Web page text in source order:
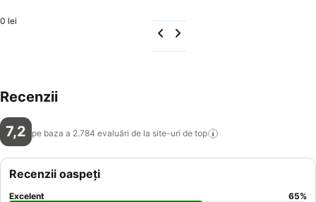
0 lei
Recenzii
7,2 pe baza a 2.784 evaluări de la site-uri de top
Recenzii oaspeți
Excelent 65%